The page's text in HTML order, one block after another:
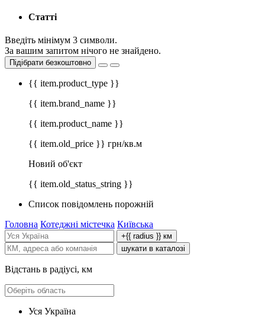
Статті
Введіть мінімум 3 символи.
За вашим запитом нічого не знайдено.
Підібрати безкоштовно
{{ item.product_type }}
{{ item.brand_name }}
{{ item.product_name }}
{{ item.old_price }} грн/кв.м
Новий об'єкт
{{ item.old_status_string }}
Список повідомлень порожній
Головна Котеджні містечка Київська
+{{ radius }} км
шукати в каталозі
Відстань в радіусі, км
Уся Україна